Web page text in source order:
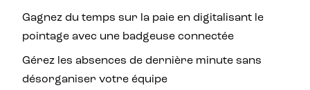
Gagnez du temps sur la paie en digitalisant le
pointage avec une badgeuse connectée
Gérez les absences de dernière minute sans
désorganiser votre équipe